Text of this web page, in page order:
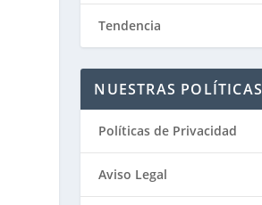
Tendencia
NUESTRAS POLÍTICAS
Políticas de Privacidad
Aviso Legal